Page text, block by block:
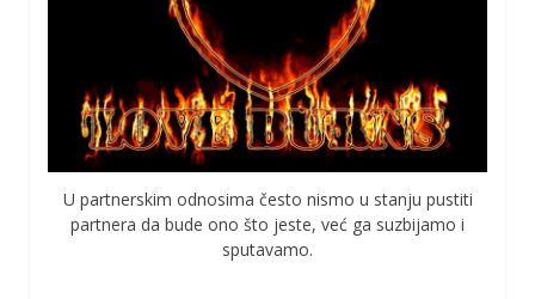
U partnerskim odnosima često nismo u stanju pustiti
partnera da bude ono što jeste, već ga suzbijamo i
sputavamo.